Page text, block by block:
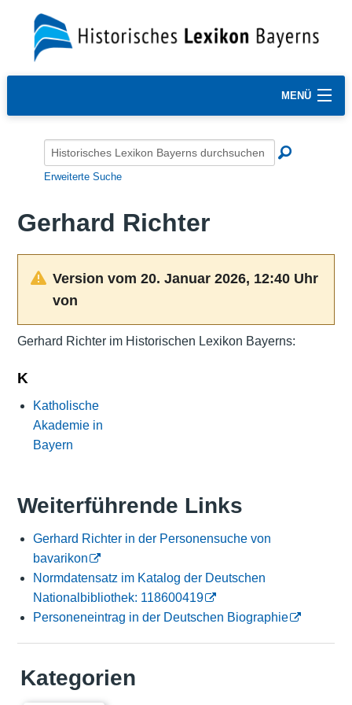
MENÜ
Erweiterte Suche
Gerhard Richter
Version vom 20. Januar 2026, 12:40 Uhr
von
Gerhard Richter im Historischen Lexikon Bayerns:
K
Katholische
Akademie in
Bayern
Weiterführende Links
Gerhard Richter in der Personensuche von
bavarikon
Normdatensatz im Katalog der Deutschen
Nationalbibliothek: 118600419
Personeneintrag in der Deutschen Biographie
Kategorien